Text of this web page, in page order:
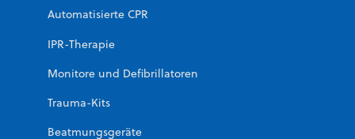
Automatisierte CPR
IPR-Therapie
Monitore und Defibrillatoren
Trauma-Kits
Beatmungsgeräte